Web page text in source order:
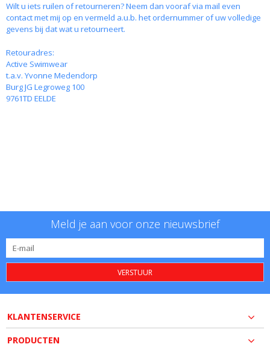
Wilt u iets ruilen of retourneren? Neem dan vooraf via mail even
contact met mij op en vermeld a.u.b. het ordernummer of uw volledige
gevens bij dat wat u retourneert.
Retouradres:
Active Swimwear
t.a.v. Yvonne Medendorp
Burg JG Legroweg 100
9761TD EELDE
Meld je aan voor onze nieuwsbrief
VERSTUUR
KLANTENSERVICE
PRODUCTEN